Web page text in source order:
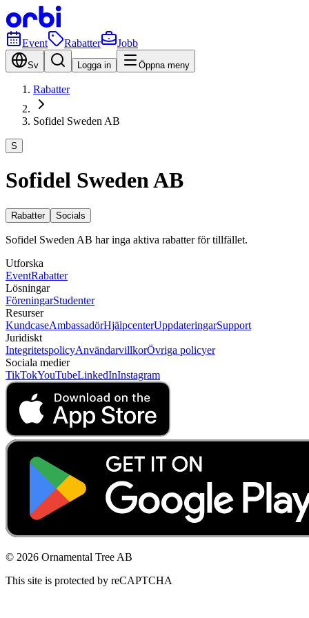
Event Rabatter Jobb
Sv Logga in Öppna meny
Rabatter
Sofidel Sweden AB
S
Sofidel Sweden AB
Rabatter Socials
Sofidel Sweden AB har inga aktiva rabatter för tillfället.
Utforska
EventRabatter
Lösningar
FöreningarStudenter
Resurser
KundcaseAmbassadörHjälpcenterUppdateringarSupport
Juridiskt
IntegritetspolicyAnvändarvillkorÖvriga policyer
Sociala medier
TikTokYouTubeLinkedInInstagram
© 2026 Ornamental Tree AB
This site is protected by reCAPTCHA